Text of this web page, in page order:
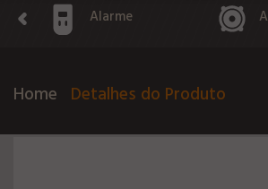
Alarme
Home Detalhes do Produto